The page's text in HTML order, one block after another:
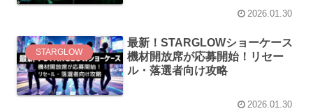
2026.01.30
STARGLOW
最新！STARGLOWショーケース
機材開放席が応募開始！リセー
ル・落選者向け攻略
2026.01.30